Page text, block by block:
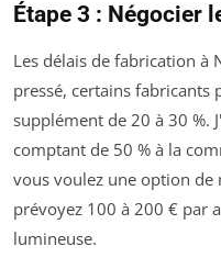
Étape 3 : Négocier
Les délais de fabrication à
pressé, certains fabricants
supplément de 20 à 30 %.
comptant de 50 % à la
vous voulez une option de
prévoyez 100 à 200 € par
lumineuse.